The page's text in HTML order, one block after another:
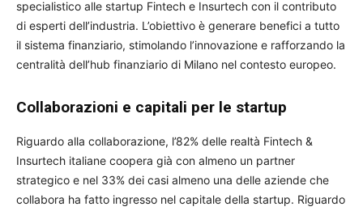
specialistico alle startup Fintech e Insurtech con il contributo
di esperti dell’industria. L’obiettivo è generare benefici a tutto
il sistema finanziario, stimolando l’innovazione e rafforzando la
centralità dell’hub finanziario di Milano nel contesto europeo.
Collaborazioni e capitali per le startup
Riguardo alla collaborazione, l’82% delle realtà Fintech &
Insurtech italiane coopera già con almeno un partner
strategico e nel 33% dei casi almeno una delle aziende che
collabora ha fatto ingresso nel capitale della startup. Riguardo